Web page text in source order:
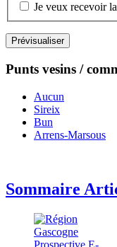
Je veux recevoir
Punts vesins /
Aucun
Sireix
Bun
Arrens-Marsous
Sommaire